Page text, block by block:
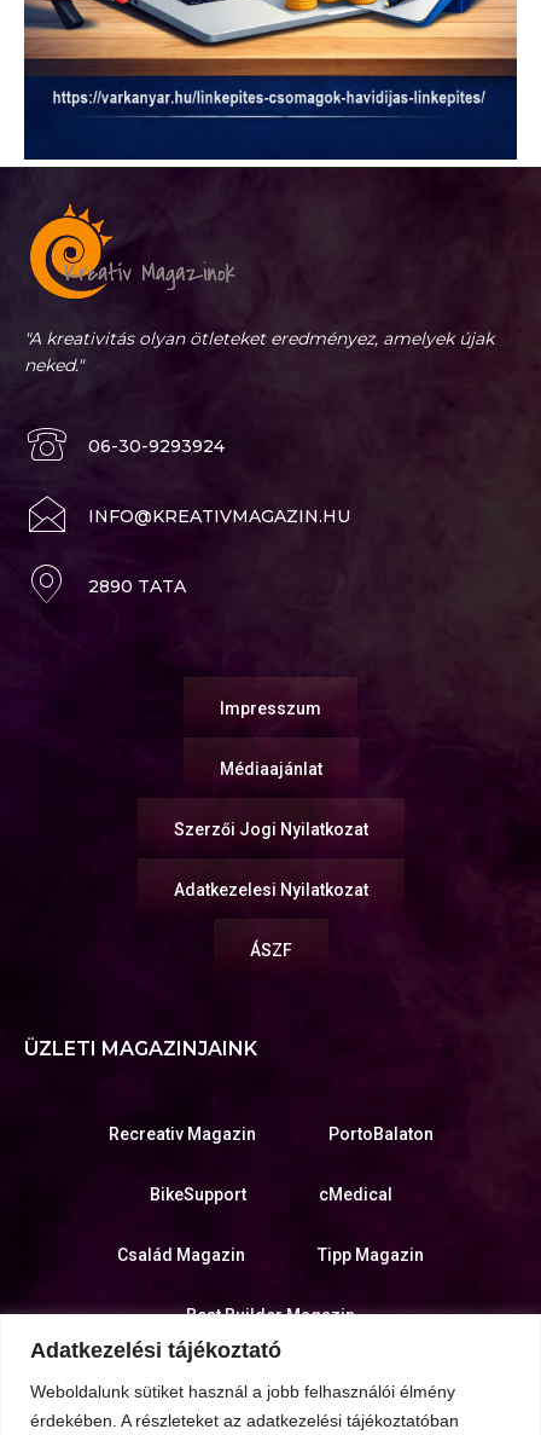
Adatkezelési tájékoztató
Weboldalunk sütiket használ a jobb felhasználói élmény
érdekében. A részleteket az adatkezelési tájékoztatóban
"A kreativitás olyan ötleteket eredményez, amelyek újak
neked."
06-30-9293924
INFO@KREATIVMAGAZIN.HU
2890 TATA
Impresszum
Médiaajánlat
Szerzői Jogi Nyilatkozat
Adatkezelesi Nyilatkozat
ÁSZF
ÜZLETI MAGAZINJAINK
Recreativ Magazin PortoBalaton
BikeSupport cMedical
Család Magazin Tipp Magazin
Best Builder Magazin
KIADÓ WEBOLDALA